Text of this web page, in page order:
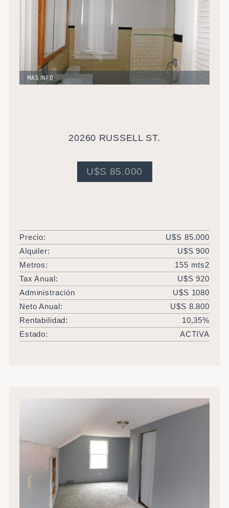
MAS INFO
20260 RUSSELL ST.
U$S 85.000
Precio:
U$S 85.000
Alquiler:
U$S 900
Metros:
155 mts2
Tax Anual:
U$S 920
Administración
U$S 1080
Neto Anual:
U$S 8.800
Rentabilidad:
10,35%
Estado:
ACTIVA